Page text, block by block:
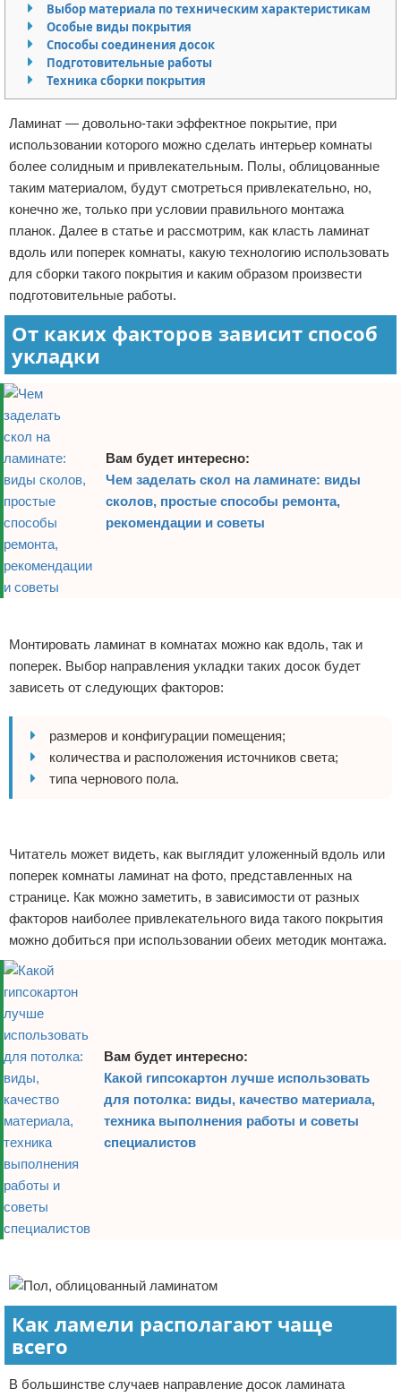
Домашний быт
Коммунальные услуги
Сантехника
Безопасность
Стройматериалы
Разное
Отказ от ответственности
Выбор материала по техническим характеристикам
Особые виды покрытия
Способы соединения досок
Подготовительные работы
Техника сборки покрытия
Ламинат — довольно-таки эффектное покрытие, при
использовании которого можно сделать интерьер комнаты
более солидным и привлекательным. Полы, облицованные
таким материалом, будут смотреться привлекательно, но,
конечно же, только при условии правильного монтажа
планок. Далее в статье и рассмотрим, как класть ламинат
вдоль или поперек комнаты, какую технологию использовать
для сборки такого покрытия и каким образом произвести
подготовительные работы.
От каких факторов зависит способ
укладки
Вам будет интересно:
Чем заделать скол на ламинате: виды
сколов, простые способы ремонта,
рекомендации и советы
Монтировать ламинат в комнатах можно как вдоль, так и
поперек. Выбор направления укладки таких досок будет
зависеть от следующих факторов:
размеров и конфигурации помещения;
количества и расположения источников света;
типа чернового пола.
Читатель может видеть, как выглядит уложенный вдоль или
поперек комнаты ламинат на фото, представленных на
странице. Как можно заметить, в зависимости от разных
факторов наиболее привлекательного вида такого покрытия
можно добиться при использовании обеих методик монтажа.
Вам будет интересно:
Какой гипсокартон лучше использовать
для потолка: виды, качество материала,
техника выполнения работы и советы
специалистов
Как ламели располагают чаще
всего
В большинстве случаев направление досок ламината